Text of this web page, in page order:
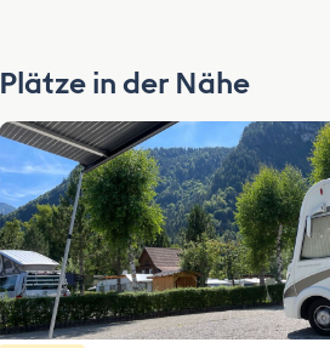
Plätze in der Nähe